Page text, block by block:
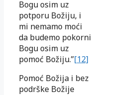
Bogu osim uz
potporu Božiju, i
mi nemamo moći
da budemo pokorni
Bogu osim uz
pomoć Božiju.”[12]
Pomoć Božija i bez
podrške Božije